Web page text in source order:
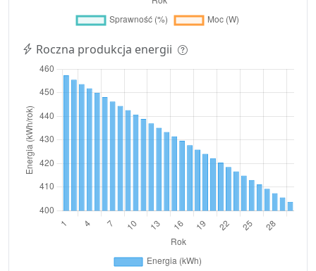
Roczna produkcja energii